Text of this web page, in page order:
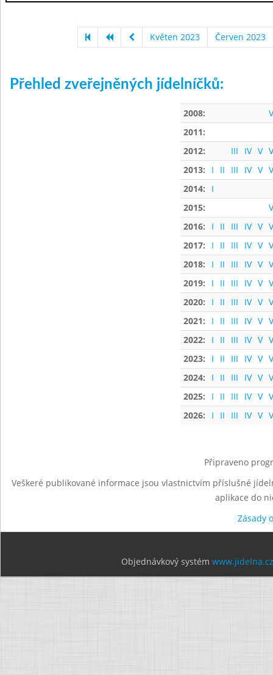
Květen 2023 Červen 2023
Přehled zveřejněných jídelníčků:
2008:
2011:
2012:
III IV V
2013:
I II III IV V
2014:
I
2015:
2016:
I II III IV V
2017:
I II III IV V
2018:
I II III IV V
2019:
I II III IV V
2020:
I II III IV V
2021:
I II III IV V
2022:
I II III IV V
2023:
I II III IV V
2024:
I II III IV V
2025:
I II III IV V
2026:
I II III IV V
Připraveno
Veškeré publikované informace jsou vlastnictvím příslušné
aplikace do
Zásady
Objednávkový systém www.jidelna.cz